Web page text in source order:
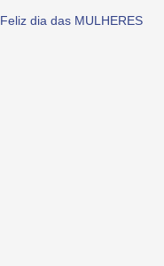
Feliz dia das MULHERES